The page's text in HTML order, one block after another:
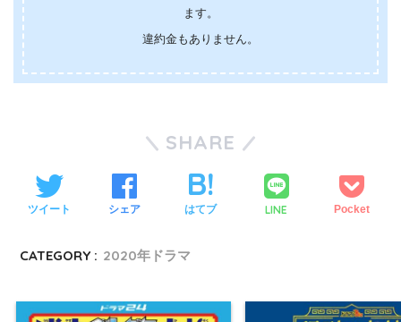
ます。
違約金もありません。
SHARE
ツイート シェア はてブ LINE Pocket
CATEGORY : 2020年ドラマ